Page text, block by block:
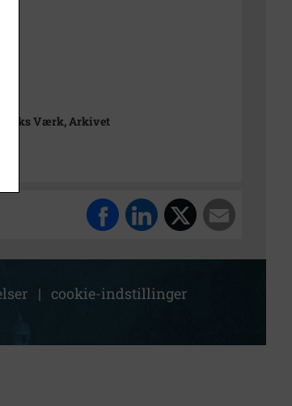
Værk, Arkivet
| cookie-indstillinger